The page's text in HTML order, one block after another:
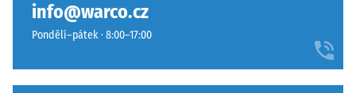
info@warco.cz
Pondělí–pátek · 8:00–17:00